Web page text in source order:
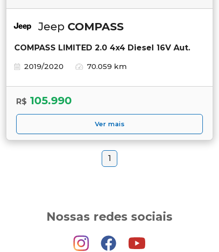
Jeep COMPASS
COMPASS LIMITED 2.0 4x4 Diesel 16V Aut.
2019/2020
70.059 km
R$ 105.990
Ver mais
1
Nossas redes sociais